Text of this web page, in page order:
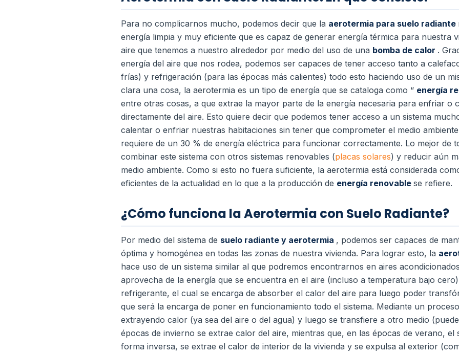
Para no complicarnos mucho, podemos decir que la aerotermia para suelo radiante
energía limpia y muy eficiente que es capaz de generar energía térmica para nuestra
aire que tenemos a nuestro alrededor por medio del uso de una bomba de calor .
energía del aire que nos rodea, podemos ser capaces de tener acceso tanto a
frías) y refrigeración (para las épocas más calientes) todo esto haciendo uso de un
clara una cosa, la aerotermia es un tipo de energía que se cataloga como “ energía
entre otras cosas, a que extrae la mayor parte de la energía necesaria para enfriar o
directamente del aire. Esto quiere decir que podemos tener acceso a un sistema
calentar o enfriar nuestras habitaciones sin tener que comprometer el medio
requiere de un 30 % de energía eléctrica para funcionar correctamente. Lo mejor de
combinar este sistema con otros sistemas renovables (placas solares) y reducir aún
medio ambiente. Como si esto no fuera suficiente, la aerotermia está considerada
eficientes de la actualidad en lo que a la producción de energía renovable se refiere.
¿Cómo funciona la Aerotermia con Suelo Radiante?
Por medio del sistema de suelo radiante y aerotermia , podemos ser capaces de
óptima y homogénea en todas las zonas de nuestra vivienda. Para lograr esto, la
hace uso de un sistema similar al que podremos encontrarnos en aires
aprovecha de la energía que se encuentra en el aire (incluso a temperatura bajo
refrigerante, el cual se encarga de absorber el calor del aire para luego poder
que será la encarga de poner en funcionamiento todo el sistema. Mediante un
extrayendo calor (ya sea del aire o del agua) y luego se transfiere a otro medio
épocas de invierno se extrae calor del aire, mientras que, en las épocas de verano, el
forma inversa, se extrae el calor de interior de la vivienda y se expulsa al exterior